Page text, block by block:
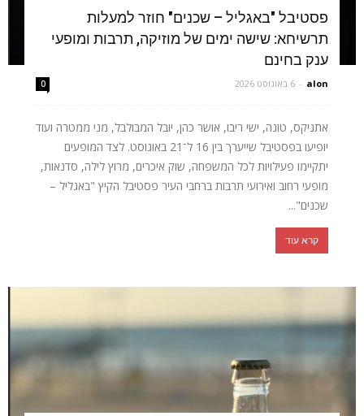
פסטיבל "באגליל – שכנים" חוזר למעלות
תרשיחא: שישה ימים של מוזיקה, תרבות ומופעי
ענק בחינם
alon
- 6 באוגוסט 2026 0
אתניקס, טונה, ישי ריבו, אושר כהן, יובל המבולבל, מני ממטרה ועוד
יופיעו בפסטיבל שייערך בין 16 ל־21 באוגוסט. לצד המופעים
יתקיימו פעילויות לכל המשפחה, שוק איכרים, מרוץ לילה, סדנאות,
מופעי רחוב ואירועי תרבות ברחבי העיר פסטיבל הקיץ "באגליל –
שכנים"...
קרא עוד